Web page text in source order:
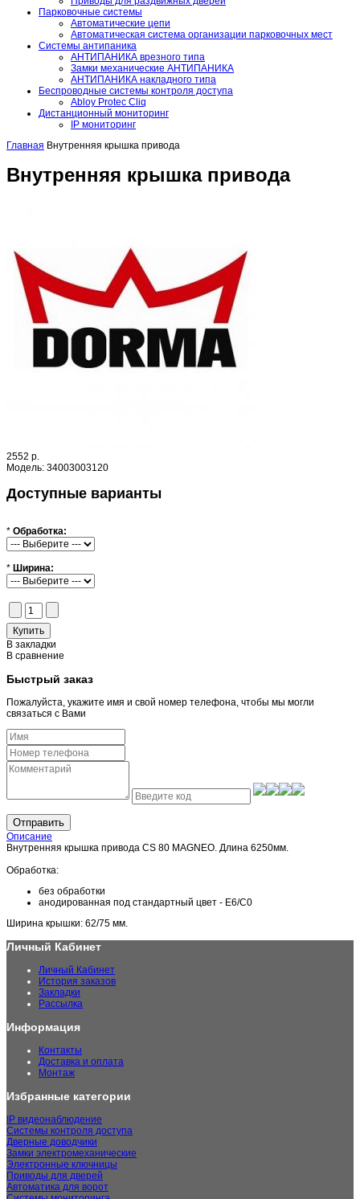
Парковочные системы
Автоматические цепи
Автоматическая система организации парковочных мест
Системы антипаника
АНТИПАНИКА врезного типа
Замки механические АНТИПАНИКА
АНТИПАНИКА накладного типа
Беспроводные системы контроля доступа
Abloy Protec Cliq
Дистанционный мониторинг
IP мониторинг
Главная Внутренняя крышка привода
Внутренняя крышка привода
2552 р.
Модель: 34003003120
Доступные варианты
* Обработка:
* Ширина:
В закладки
В сравнение
Быстрый заказ
Пожалуйста, укажите имя и свой номер телефона, чтобы мы могли
связаться с Вами
Отправить
Описание
Внутренняя крышка привода CS 80 MAGNEO. Длина 6250мм.
Обработка:
без обработки
анодированная под стандартный цвет - Е6/С0
Ширина крышки: 62/75 мм.
Личный Кабинет
Личный Кабинет
История заказов
Закладки
Рассылка
Информация
Контакты
Доставка и оплата
Монтаж
Избранные категории
IP видеонаблюдение
Системы контроля доступа
Дверные доводчики
Замки электромеханические
Электронные ключницы
Приводы для дверей
Автоматика для ворот